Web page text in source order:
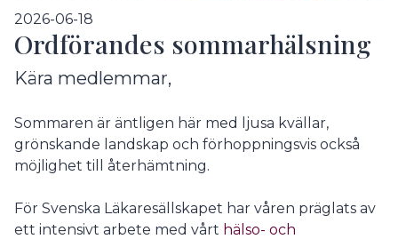
2026-06-18
Ordförandes sommarhälsning
Kära medlemmar,
Sommaren är äntligen här med ljusa kvällar,
grönskande landskap och förhoppningsvis också
möjlighet till återhämtning.
För Svenska Läkaresällskapet har våren präglats av
ett intensivt arbete med vårt hälso- och